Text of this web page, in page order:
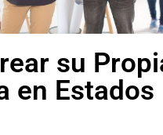
su
en Estados